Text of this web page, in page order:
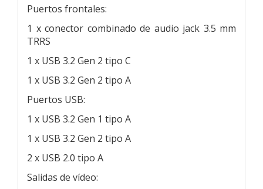
Puertos frontales:
1 x conector combinado de audio jack 3.5 mm
TRRS
1 x USB 3.2 Gen 2 tipo C
1 x USB 3.2 Gen 2 tipo A
Puertos USB:
1 x USB 3.2 Gen 1 tipo A
1 x USB 3.2 Gen 2 tipo A
2 x USB 2.0 tipo A
Salidas de vídeo: